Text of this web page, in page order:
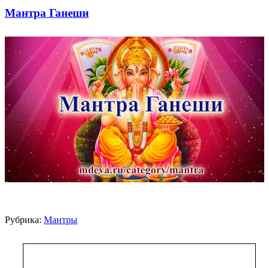
Мантра Ганеши
Рубрика: Мантры